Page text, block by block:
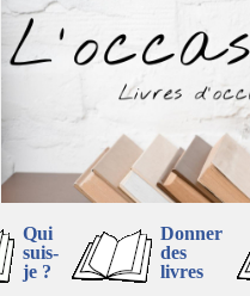
Qui
suis-
je ?
Donner
des
livres